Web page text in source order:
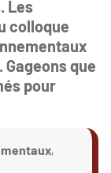
Les
colloque
que
pour
,